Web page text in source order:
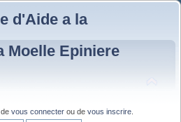
d'Aide a la
Moelle Epiniere
de vous connecter ou de vous inscrire